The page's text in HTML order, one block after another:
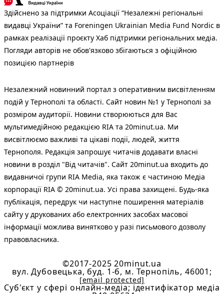
Здійснено за підтримки Асоціації “Незалежні регіональні
видавці України” та Foreningen Ukrainian Media Fund Nordic в
рамках реалізації проєкту Хаб підтримки регіональних медіа.
Погляди авторів не обов'язково збігаються з офіційною
позицією партнерів
Незалежний новинний портал з оперативним висвітленням
подій у Тернополі та області. Сайт новин №1 у Тернополі за
розміром аудиторії. Новини створюються для Вас
мультимедійною редакцією RIA та 20minut.ua. Ми
висвітлюємо важливі та цікаві події, людей, життя
Тернополя. Редакція запрошує читачів додавати власні
новини в розділ "Від читачів". Сайт 20minut.ua входить до
видавничої групи RIA Media, яка також є частиною Медіа
корпорації RIA © 20minut.ua. Усі права захищені. Будь-яка
публiкацiя, передрук чи наступне поширення матеріалів
сайту у друкованих або електронних засобах масової
інформації можлива винятково у разі письмового дозволу
правовласника.
©2017-2025 20minut.ua
вул. Дубовецька, буд. 1-б, м. Тернопіль, 46001;
[email protected]
Cуб'єкт у сфері онлайн-медіа; ідентифікатор медіа